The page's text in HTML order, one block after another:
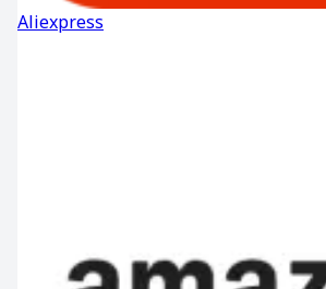
Aliexpress